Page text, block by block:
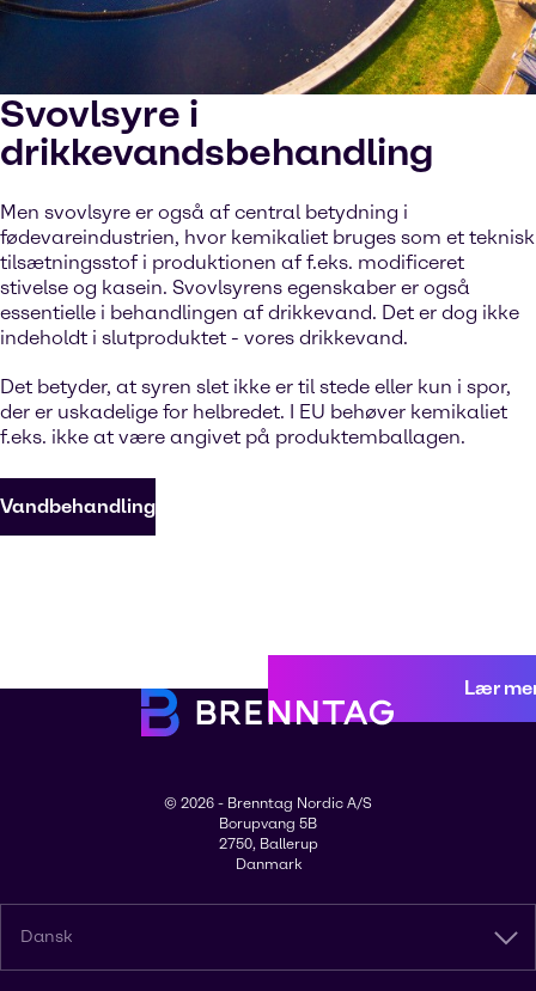
Svovlsyre i
drikkevandsbehandling
Men svovlsyre er også af central betydning i
fødevareindustrien, hvor kemikaliet bruges som et teknisk
tilsætningsstof i produktionen af f.eks. modificeret
stivelse og kasein. Svovlsyrens egenskaber er også
essentielle i behandlingen af drikkevand. Det er dog ikke
indeholdt i slutproduktet - vores drikkevand.
Det betyder, at syren slet ikke er til stede eller kun i spor,
der er uskadelige for helbredet. I EU behøver kemikaliet
f.eks. ikke at være angivet på produktemballagen.
Vandbehandling
Lær
© 2026 - Brenntag Nordic A/S
Borupvang 5B
2750, Ballerup
Danmark
Dansk